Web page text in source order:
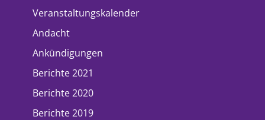
Veranstaltungskalender
Andacht
Ankündigungen
Berichte 2021
Berichte 2020
Berichte 2019